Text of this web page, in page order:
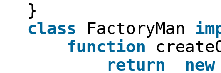
}
class
FactoryMan
function
return
new